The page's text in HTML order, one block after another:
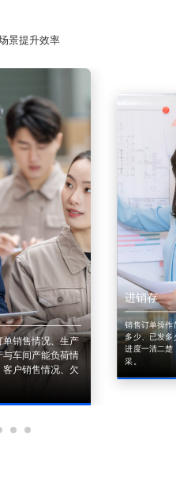
景提升效率
销售情况、生产
车间产能负荷情
户销售情况、欠
进销存
销售订单操作
多少、已发多
进度一清二楚
采。